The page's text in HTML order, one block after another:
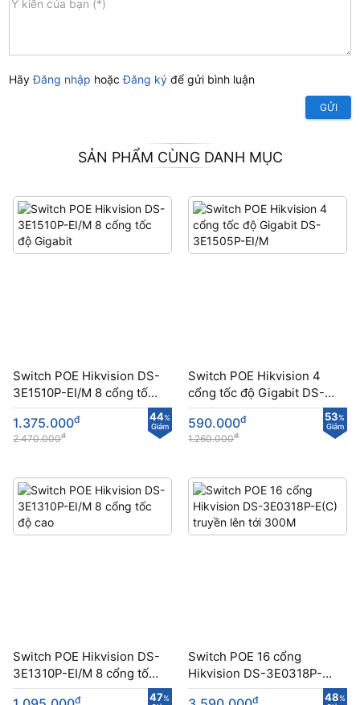
HãyĐăng nhập hoặcĐăng ký để gửi bình luận
GỬI
SẢN PHẨM CÙNG DANH MỤC
Switch POE Hikvision DS-
3E1510P-EI/M 8 cổng tốc
độ Gigabit
44%
Giảm
1.375.000đ
2.470.000đ
Switch POE Hikvision 4
cổng tốc độ Gigabit DS-
3E1505P-EI/M
53%
Giảm
590.000đ
1.260.000đ
Switch POE Hikvision DS-
3E1310P-EI/M 8 cổng tốc
độ cao
47%
đ
Switch POE 16 cổng
Hikvision DS-3E0318P-
E(C) truyền lên tới 300M48%
đ